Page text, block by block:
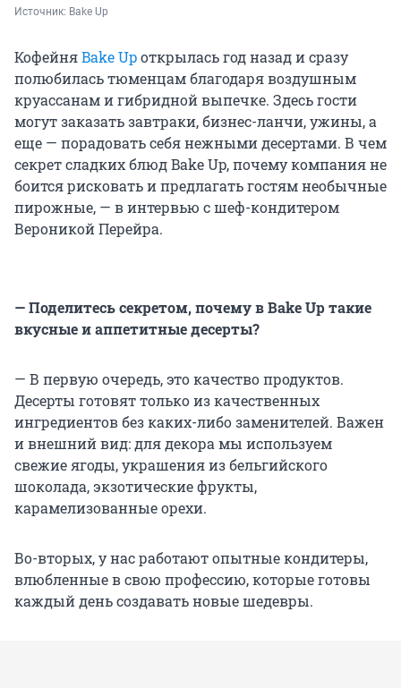
Источник: Bake Up
КофейняBake Upоткрылась год назад и сразу
полюбилась тюменцам благодаря воздушным
круассанам и гибридной выпечке. Здесь гости
могут заказать завтраки, бизнес-ланчи, ужины, а
еще — порадовать себя нежными десертами. В чем
секрет сладких блюд Bake Up, почему компания не
боится рисковать и предлагать гостям необычные
пирожные, — в интервью с шеф-кондитером
Вероникой Перейра.
— Поделитесь секретом, почему в Bake Up такие
вкусные и аппетитныедесерты?
— В первую очередь, это качество продуктов.
Десерты готовят только из качественных
ингредиентов без каких-либо заменителей. Важен
и внешний вид: для декора мы используем
свежие ягоды, украшения из бельгийского
шоколада, экзотические фрукты,
карамелизованные орехи.
Во-вторых, у нас работают опытные кондитеры,
влюбленные в свою профессию, которые готовы
каждый день создавать новые шедевры.